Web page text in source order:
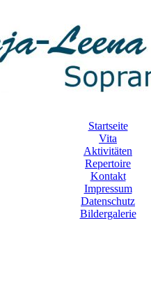
Startseite
Vita
Aktivitäten
Repertoire
Kontakt
Impressum
Datenschutz
Bildergalerie